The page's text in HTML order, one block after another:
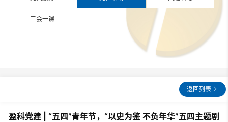
三会一课
返回列表
盈科党建 | “五四”青年节，“以史为鉴 不负年华”五四主题剧